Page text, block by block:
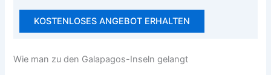
KOSTENLOSES ANGEBOT ERHALTEN
Wie man zu den Galapagos-Inseln gelangt